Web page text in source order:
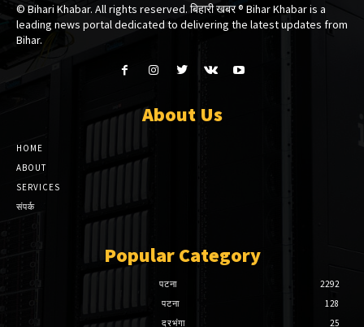
© Bihari Khabar. All rights reserved. बिहारी खबर ®​ Bihar Khabar is a
leading news portal dedicated to delivering the latest updates from
Bihar.
About Us
HOME
ABOUT
SERVICES
संपर्क
Popular Category
पटना
2292
पटना
128
दरभंगा
25